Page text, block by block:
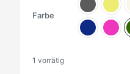
Farbe
1 vorrätig